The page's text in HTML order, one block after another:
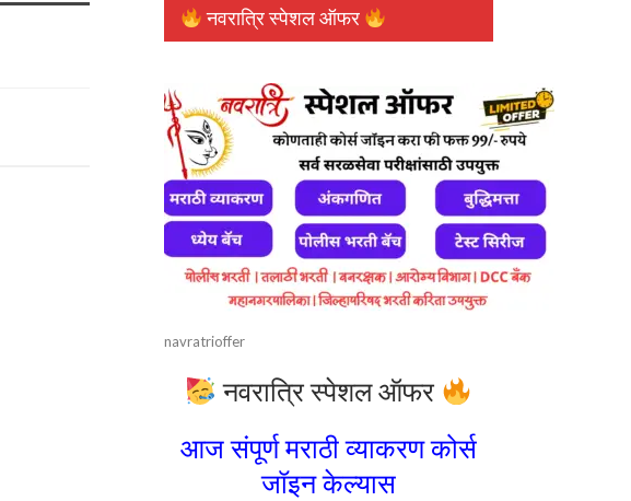
नवरात्रि स्पेशल ऑफर
navratrioffer
नवरात्रि स्पेशल ऑफर
आज संपूर्ण मराठी व्याकरण कोर्स
जॉइन केल्यास